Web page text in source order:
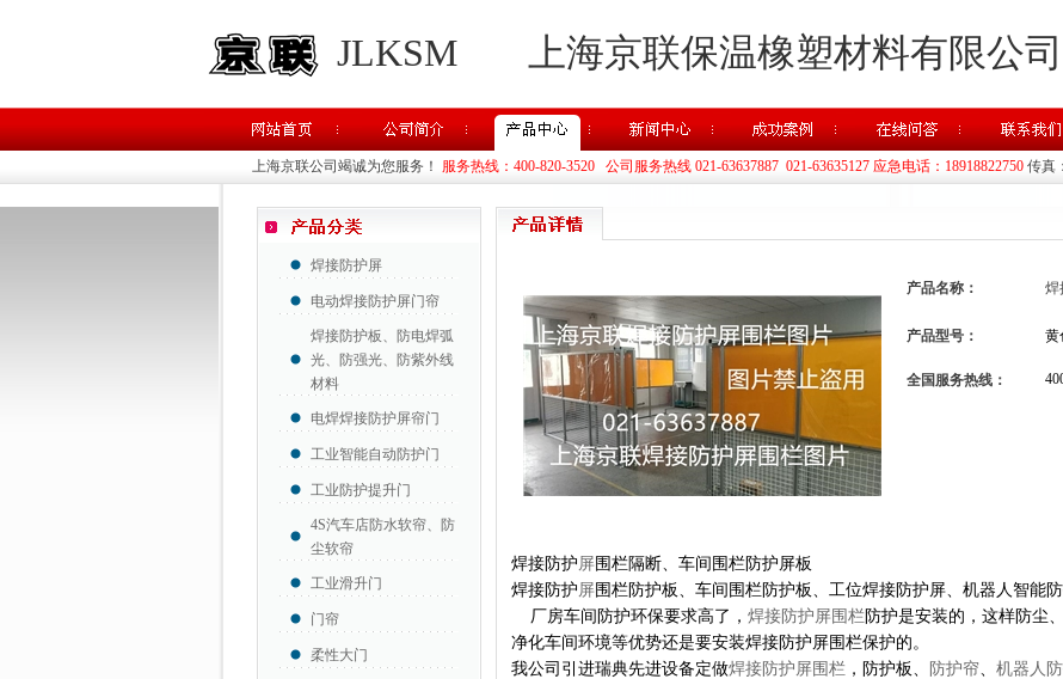
JLKSM 上海京联保温橡塑材料有限公司
上海京联公司竭诚为您服务！ 服务热线：400-820-3520 公司服务热线 021-63637887 021-63635127 应急电话：18918822750传真
焊接防护屏
电动焊接防护屏门帘
焊接防护板、防电焊弧
光、防强光、防紫外线
材料
电焊焊接防护屏帘门
工业智能自动防护门
工业防护提升门
4S汽车店防水软帘、防
尘软帘
工业滑升门
门帘
柔性大门
产品名称： 焊
产品型号： 黄
全国服务热线：
焊接防护屏围栏隔断、车间围栏防护屏板
焊接防护屏围栏防护板、车间围栏防护板、工位焊接防护屏、机器人智能
厂房车间防护环保要求高了， 焊接防护屏围栏防护是安装的，这样防尘
净化车间环境等优势还是要安装焊接防护屏围栏保护的。
我公司引进瑞典先进设备定做焊接防护屏围栏，防护板、 防护帘、 机器人